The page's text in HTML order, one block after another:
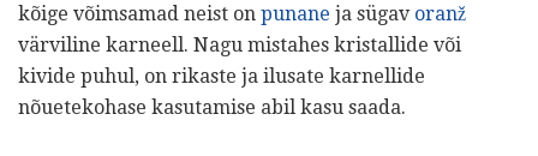
kõige võimsamad neist on punane ja sügav oranž
värviline karneell. Nagu mistahes kristallide või
kivide puhul, on rikaste ja ilusate karnellide
nõuetekohase kasutamise abil kasu saada.